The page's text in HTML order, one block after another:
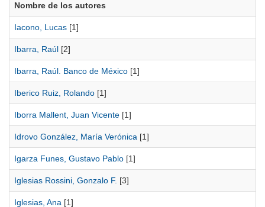
Nombre de los autores
Iacono, Lucas [1]
Ibarra, Raúl [2]
Ibarra, Raúl. Banco de México [1]
Iberico Ruiz, Rolando [1]
Iborra Mallent, Juan Vicente [1]
Idrovo González, María Verónica [1]
Igarza Funes, Gustavo Pablo [1]
Iglesias Rossini, Gonzalo F. [3]
Iglesias, Ana [1]